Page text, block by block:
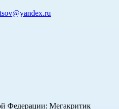
Федерации: Мегакритик